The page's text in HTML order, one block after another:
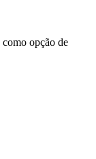
opção de